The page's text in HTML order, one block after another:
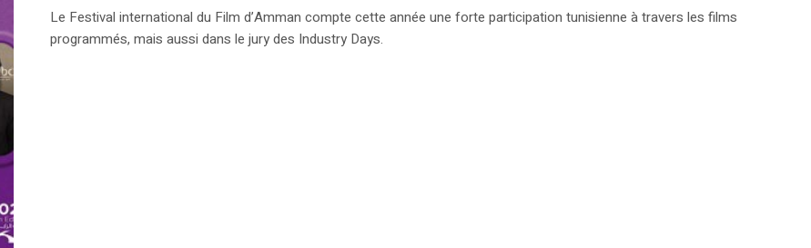
Le Festival international du Film d’Amman compte cette année une forte participation tunisienne à travers les films
programmés, mais aussi dans le jury des Industry Days.